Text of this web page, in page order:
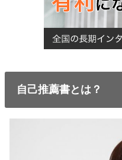
自己推薦書とは？